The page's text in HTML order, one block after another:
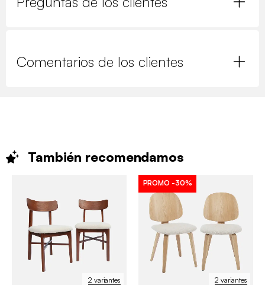
Comentarios de los clientes
También recomendamos
2 variantes 2 variantes
PROMO -30%